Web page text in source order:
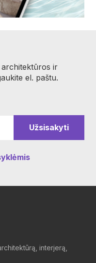
architektūros ir
el. paštu.
interjerą,